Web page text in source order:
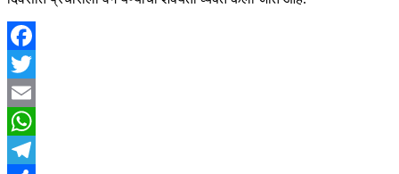
Facebook
Twitter
Email
WhatsApp